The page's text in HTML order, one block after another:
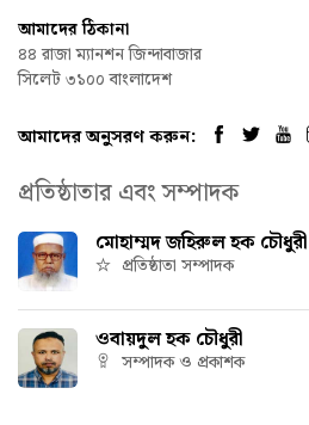
আমাদের ঠিকানা
৪৪ রাজা ম্যানশন জিন্দাবাজার
সিলেট ৩১০০ বাংলাদেশ
আমাদের অনুসরণ করুন:
প্রতিষ্ঠাতার এবং সম্পাদক
মোহাম্মদ জহিরুল হক চৌধুরী
প্রতিষ্ঠাতা সম্পাদক
ওবায়দুল হক চৌধুরী
সম্পাদক ও প্রকাশক